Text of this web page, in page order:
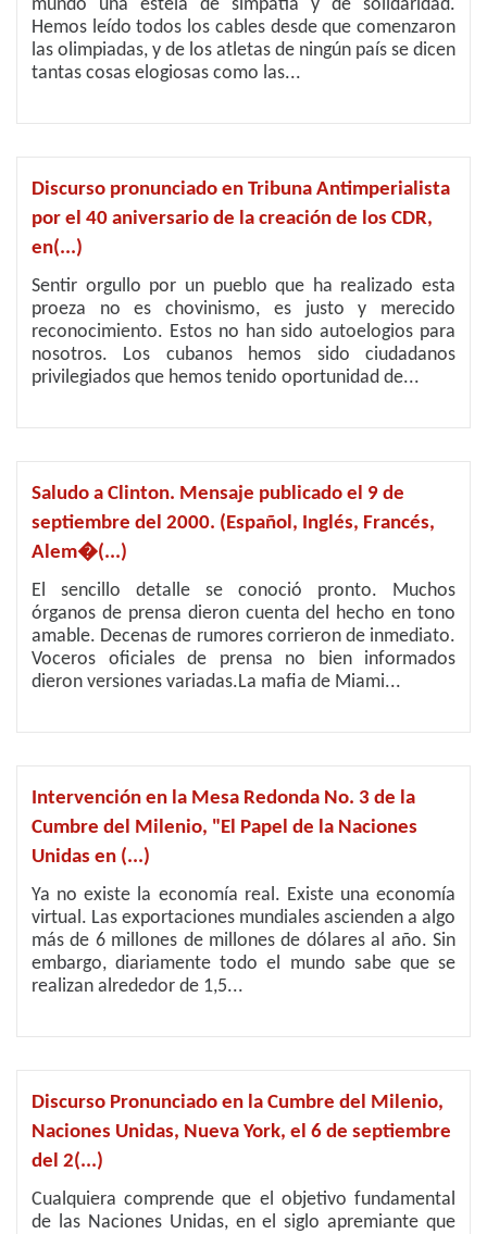
mundo una estela de simpatía y de solidaridad.
Hemos leído todos los cables desde que comenzaron
las olimpiadas, y de los atletas de ningún país se dicen
tantas cosas elogiosas como las...
Discurso pronunciado en Tribuna Antimperialista
por el 40 aniversario de la creación de los CDR,
en(...)
Sentir orgullo por un pueblo que ha realizado esta
proeza no es chovinismo, es justo y merecido
reconocimiento. Estos no han sido autoelogios para
nosotros. Los cubanos hemos sido ciudadanos
privilegiados que hemos tenido oportunidad de...
Saludo a Clinton. Mensaje publicado el 9 de
septiembre del 2000. (Español, Inglés, Francés,
Alem�(...)
El sencillo detalle se conoció pronto. Muchos
órganos de prensa dieron cuenta del hecho en tono
amable. Decenas de rumores corrieron de inmediato.
Voceros oficiales de prensa no bien informados
dieron versiones variadas.La mafia de Miami...
Intervención en la Mesa Redonda No. 3 de la
Cumbre del Milenio, "El Papel de la Naciones
Unidas en (...)
Ya no existe la economía real. Existe una economía
virtual. Las exportaciones mundiales ascienden a algo
más de 6 millones de millones de dólares al año. Sin
embargo, diariamente todo el mundo sabe que se
realizan alrededor de 1,5...
Discurso Pronunciado en la Cumbre del Milenio,
Naciones Unidas, Nueva York, el 6 de septiembre
del 2(...)
Cualquiera comprende que el objetivo fundamental
de las Naciones Unidas, en el siglo apremiante que